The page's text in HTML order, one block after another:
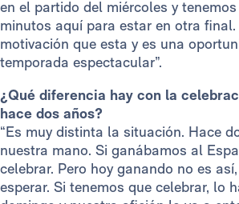
en el partido del miércoles y
minutos aquí para estar en otra
motivación que esta y es una
temporada espectacular”.
¿Qué diferencia hay con la
hace dos años?
“Es muy distinta la situación. Hace
nuestra mano. Si ganábamos al
celebrar. Pero hoy ganando no es
esperar. Si tenemos que celebrar, lo